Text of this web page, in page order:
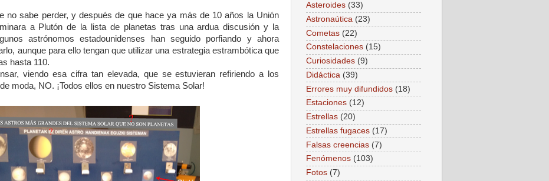
no sabe perder, y después de que hace ya más de 10 años
la Unión
a Plutón de la lista de planetas tras una ardua discusión y la
astrónomos estadounidenses han seguido porfiando y ahora
aunque para ello tengan que utilizar una estrategia estrambótica que
hasta 110.
viendo esa cifra tan elevada, que se estuvieran refiriendo a los
moda, NO. ¡Todos ellos en nuestro Sistema Solar!
Asteroides (33)
Astronaútica (23)
Cometas (22)
Constelaciones (15)
Curiosidades (9)
Didáctica (39)
Errores muy difundidos (18)
Estaciones (12)
Estrellas (20)
Estrellas fugaces (17)
Falsas creencias (7)
Fenómenos (103)
Fotos (7)